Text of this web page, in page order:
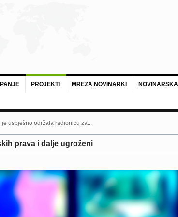
PROJEKTI MREZA NOVINARKI
uspješno održala radionicu za...
prava i dalje ugroženi